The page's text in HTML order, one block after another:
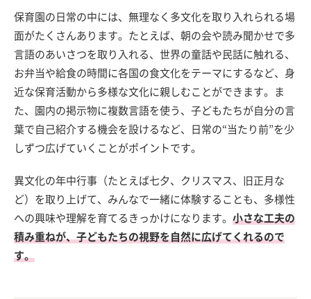
保育園の日常の中には、無理なく多文化を取り入れられる場
面がたくさんあります。たとえば、朝の会や読み聞かせで多
言語のあいさつを取り入れる、世界の童話や民話に触れる、
お弁当や給食の時間に各国の食文化をテーマにするなど、身
近な保育活動から多様な文化に親しむことができます。ま
た、園内の掲示物に複数言語を使う、子どもたちが自分の言
葉で自己紹介する機会を設けるなど、日常の“当たり前”を少
しずつ広げていくことがポイントです。
異文化の年中行事（たとえば七夕、クリスマス、旧正月な
ど）を取り上げて、みんなで一緒に体験することも、多様性
への興味や理解を育てるきっかけになります。 小さな工夫の
積み重ねが、子どもたちの視野を自然に広げてくれるので
す。